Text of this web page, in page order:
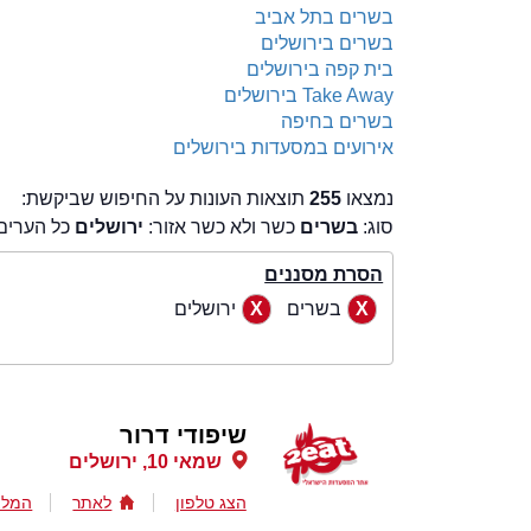
בשרים בתל אביב
בשרים בירושלים
בית קפה בירושלים
Take Away בירושלים
בשרים בחיפה
אירועים במסעדות בירושלים
נמצאו 255תוצאות העונות על החיפוש שביקשת:
סוג: בשרים כשר ולא כשר אזור: ירושלים כל
הסרת מסננים
בשרים
ירושלים
שיפודי דרור
שמאי 10, ירושלים
הצג טלפון לאתר